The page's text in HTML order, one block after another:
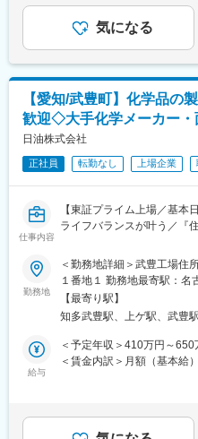
※日本工機（株）の事業内容
日油株式会社のグループ会
薬・火工品類の金属加工か
行っています。
◆化薬事業について
https://www.nof.co.jp/
領域を持つ機能性化学メー
薬、機能食品、ライフサイ
変更の範囲：会社の定める
籍しています。
■業務分担
務を進めていく体制です。
■期待すること
展に貢献いただくことを期
また、カーボンブラックの
しています。
新しい分野にも積極的に挑
■働き方
・月平均残業時間：約10時間
・車通勤あり
資格要件あり）
・在宅勤務は上司了解の下
将来的には、ご本人の適性
度 ※等級により不支給とな
寮・社宅（入居資格要件あ
宅）会社都合に伴う転居費
あり、選考を通じて上下す
手当を含めた表記です。
気になる
【愛知/武豊町】化学品の
歓迎◇大手化学メーカー・
日油株式会社
正社員 転勤なし 上場企業
仕事内容
【東証プライム上場／基本
ライフバランスが叶う／『
◆職務概要：
武豊工場にて、化学製品の
は以下の業務を想定してお
１．化学製品の製造作業
原材料の秤量・混合・仕
機械装置の運転・監視作
中心）
勤務地
＜勤務地詳細＞武豊工場住
１番地１ 勤務地最寄駅：名
対策：屋内喫煙可能場所あ
【最寄り駅】
知多武豊駅、上ゲ駅、武豊駅
給与
＜予定年収＞410万円～
＜賃金内訳＞月額（基本給
ます。■ご経験、能力に応